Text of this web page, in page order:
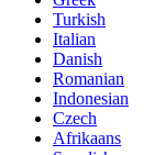
Turkish
Italian
Danish
Romanian
Indonesian
Czech
Afrikaans